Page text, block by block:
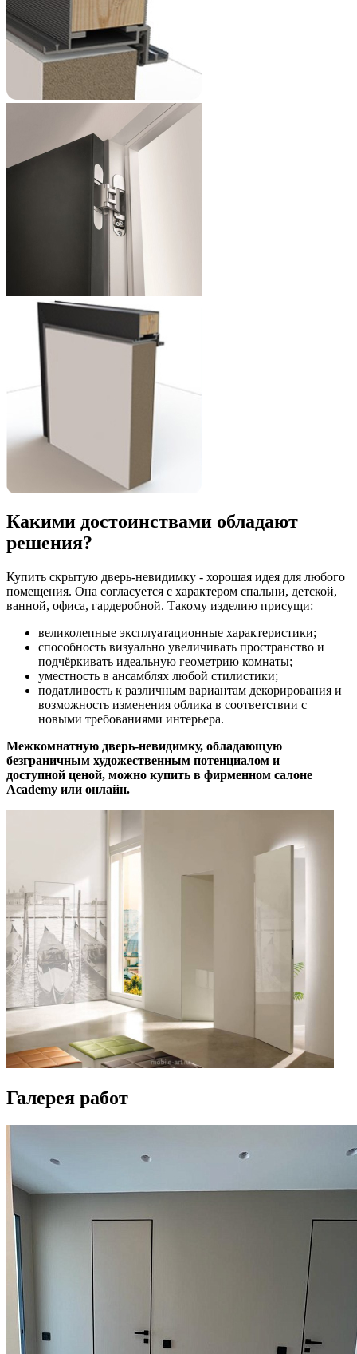
Какими достоинствами обладают
решения?
Купить скрытую дверь-невидимку - хорошая идея для любого
помещения. Она согласуется с характером спальни, детской,
ванной, офиса, гардеробной. Такому изделию присущи:
великолепные эксплуатационные характеристики;
способность визуально увеличивать пространство и
подчёркивать идеальную геометрию комнаты;
уместность в ансамблях любой стилистики;
податливость к различным вариантам декорирования и
возможность изменения облика в соответствии с
новыми требованиями интерьера.
Межкомнатную дверь-невидимку, обладающую
безграничным художественным потенциалом и
доступной ценой, можно купить в фирменном салоне
Academy или онлайн.
Галерея работ